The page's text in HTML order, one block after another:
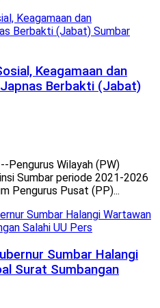
Keagamaan dan
Berbakti (Jabat)
Pengurus Wilayah (PW)
Sumbar periode 2021-2026
Pengurus Pusat (PP)...
Sumbar Halangi
Surat Sumbangan